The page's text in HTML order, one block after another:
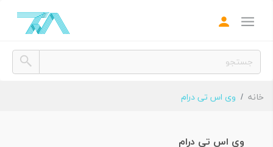
وی اس تی
نرم افزار میزبان
خانه وی اس تی درام
وی اس تی درام